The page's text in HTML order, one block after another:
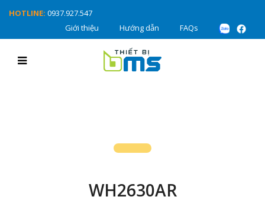
HOTLINE: 0937.927.547
Giới thiệu
Hướng dẫn FAQs
WH2630AR